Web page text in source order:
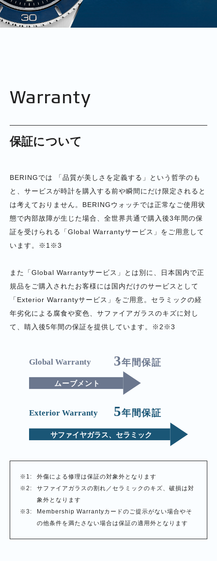
Warranty
保証について
BERINGでは 「品質が美しさを定義する」という哲学のも
と、サービスが時計を購入する前や瞬間にだけ限定されると
は考えておりません。BERINGウォッチでは正常なご使用状
態で内部故障が生じた場合、全世界共通で購入後3年間の保
証を受けられる「Global Warrantyサービス」をご用意して
います。※1※3
また「Global Warrantyサービス」とは別に、日本国内で正
規品をご購入されたお客様には国内だけのサービスとして
「Exterior Warrantyサービス」をご用意。セラミックの経
年劣化による腐食や変色、サファイアガラスのキズに対し
て、睛入後5年間の保証を提供しています。※2※3
外傷による修理は保証の対象外となります
サファイアガラスの割れ／セラミックのキズ、破損は対
象外となります
Membership Warrantyカードのご提示がない場合やそ
の他条件を満たさない場合は保証の適用外となります